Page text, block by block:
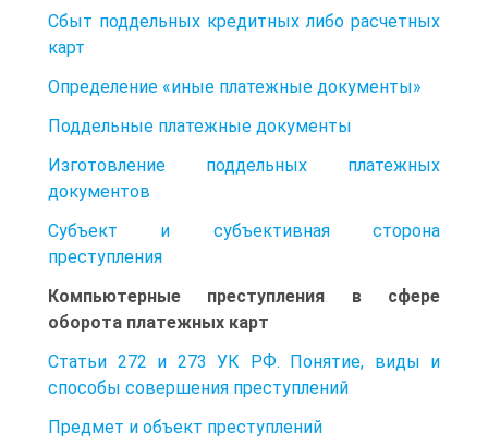
Сбыт поддельных кредитных либо расчетных
карт
Определение «иные платежные документы»
Поддельные платежные документы
Изготовление поддельных платежных
документов
Субъект и субъективная сторона
преступления
Компьютерные преступления в сфере
оборота платежных карт
Статьи 272 и 273 УК РФ. Понятие, виды и
способы совершения преступлений
Предмет и объект преступлений